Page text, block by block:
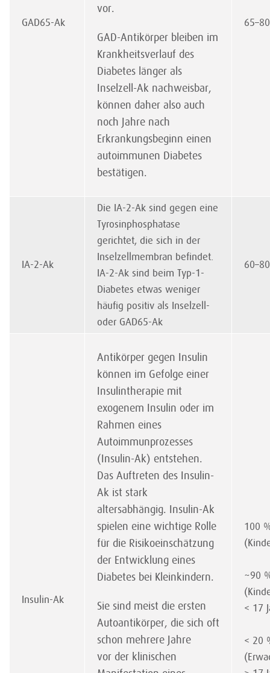
GAD65-Ak
vor.
GAD-Antikörper bleiben im
Krankheitsverlauf des
Diabetes länger als
Inselzell-Ak nachweisbar,
können daher also auch
noch Jahre nach
Erkrankungsbeginn einen
autoimmunen Diabetes
bestätigen.
IA-2-Ak
Die IA-2-Ak sind gegen eine
Tyrosinphosphatase
gerichtet, die sich in der
Inselzellmembran befindet.
IA-2-Ak sind beim Typ-1-
Diabetes etwas weniger
häufig positiv als Inselzell-
oder GAD65-Ak
Insulin-Ak
Antikörper gegen Insulin
können im Gefolge einer
Insulintherapie mit
exogenem Insulin oder im
Rahmen eines
Autoimmunprozesses
(Insulin-Ak) entstehen.
Das Auftreten des Insulin-
Ak ist stark
altersabhängig. Insulin-Ak
spielen eine wichtige Rolle
für die Risikoeinschätzung
der Entwicklung eines
Diabetes bei Kleinkindern.
Sie sind meist die ersten
Autoantikörper, die sich oft
schon mehrere Jahre
vor der klinischen
100
~90
< 17
< 20